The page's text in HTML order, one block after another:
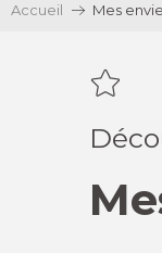
Accueil Mes